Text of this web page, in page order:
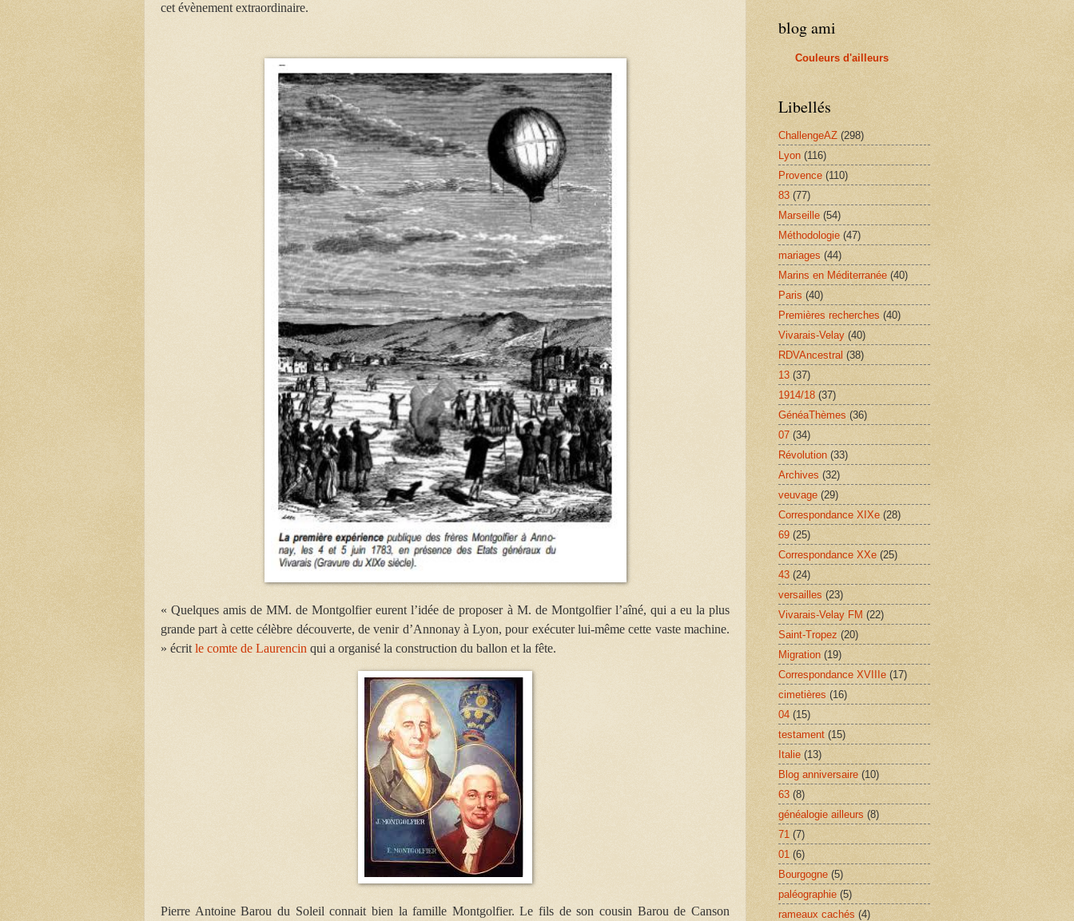
cet évènement extraordinaire.
« Quelques amis de MM. de Montgolfier eurent l’idée de proposer à M. de Montgolfier l’aîné, qui a eu la plus
grande part à cette célèbre découverte, de venir d’Annonay à Lyon, pour exécuter lui-même cette vaste machine.
» écrit le comte de Laurencin qui a organisé la construction du ballon et la fête.
Pierre Antoine Barou du Soleil connait bien la famille Montgolfier. Le fils de son cousin Barou de Canson
blog ami
Couleurs d'ailleurs
Libellés
ChallengeAZ (298)
Lyon (116)
Provence (110)
83 (77)
Marseille (54)
Méthodologie (47)
mariages (44)
Marins en Méditerranée (40)
Paris (40)
Premières recherches (40)
Vivarais-Velay (40)
RDVAncestral (38)
13 (37)
1914/18 (37)
GénéaThèmes (36)
07 (34)
Révolution (33)
Archives (32)
veuvage (29)
Correspondance XIXe (28)
69 (25)
Correspondance XXe (25)
43 (24)
versailles (23)
Vivarais-Velay FM (22)
Saint-Tropez (20)
Migration (19)
Correspondance XVIIIe (17)
cimetières (16)
04 (15)
testament (15)
Italie (13)
Blog anniversaire (10)
63 (8)
généalogie ailleurs (8)
71 (7)
01 (6)
Bourgogne (5)
paléographie (5)
rameaux cachés (4)